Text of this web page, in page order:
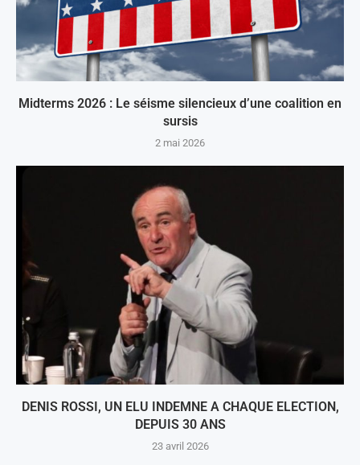
Midterms 2026 : Le séisme silencieux d’une coalition en
sursis
2 mai 2026
DENIS ROSSI, UN ELU INDEMNE A CHAQUE ELECTION,
DEPUIS 30 ANS
23 avril 2026